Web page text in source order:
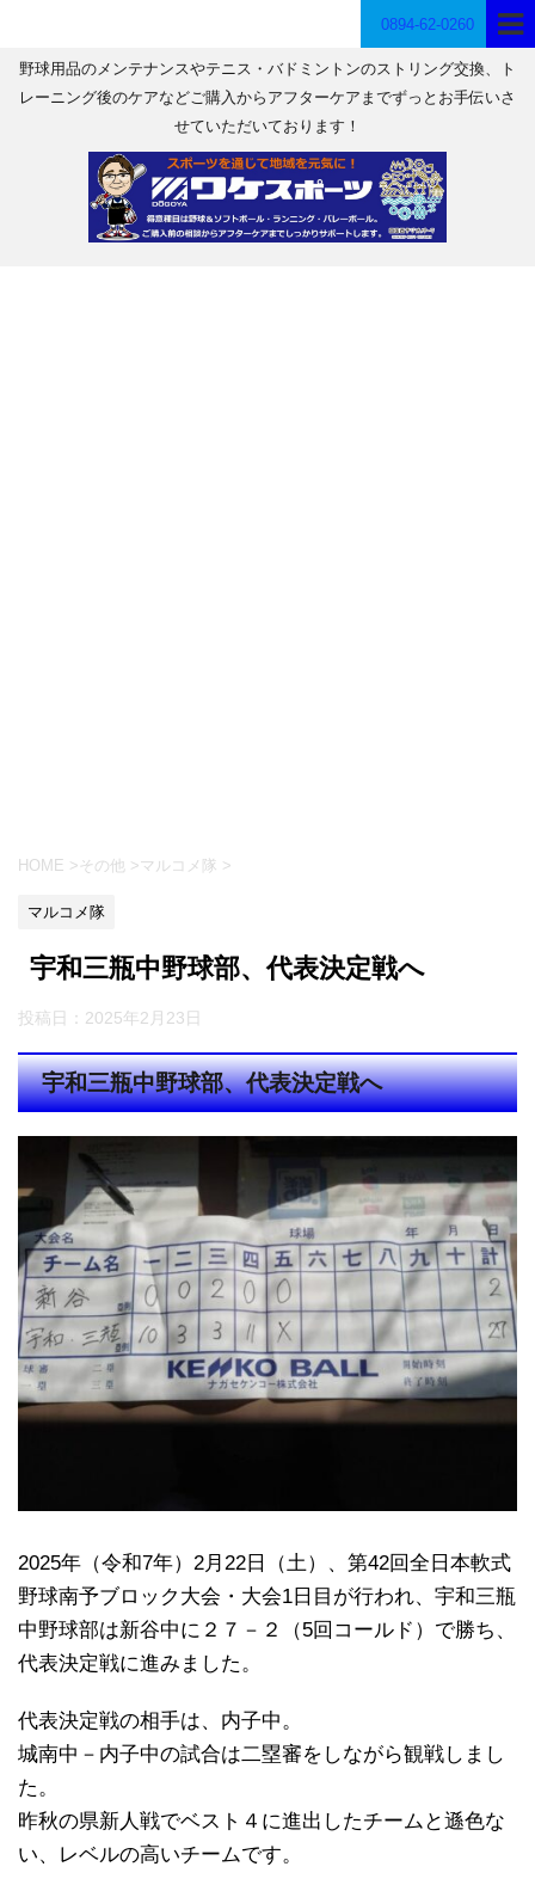
0894-62-0260
野球用品のメンテナンスやテニス・バドミントンのストリング交換、ト
レーニング後のケアなどご購入からアフターケアまでずっとお手伝いさ
せていただいております！
HOME > その他 >マルコメ隊 >
マルコメ隊
宇和三瓶中野球部、代表決定戦へ
投稿日： 2025年2月23日
宇和三瓶中野球部、代表決定戦へ
2025年（令和7年）2月22日（土）、第42回全日本軟式
野球南予ブロック大会・大会1日目が行われ、宇和三瓶
中野球部は新谷中に２７－２（5回コールド）で勝ち、
代表決定戦に進みました。
代表決定戦の相手は、内子中。
城南中－内子中の試合は二塁審をしながら観戦しまし
た。
昨秋の県新人戦でベスト４に進出したチームと遜色な
い、レベルの高いチームです。